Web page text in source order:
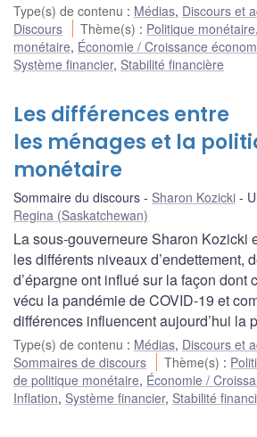
Type(s) de contenu : Médias, Discours et
Discours
Thème(s) : Politique monétaire
monétaire, Économie / Croissance
Système financier, Stabilité financière
Les différences entre
les ménages et la
monétaire
Sommaire du discours Sharon Kozicki
Regina (Saskatchewan)
La sous-gouverneure Sharon Kozicki
les différents niveaux d’endettement,
d’épargne ont influé sur la façon dont
vécu la pandémie de COVID-19 et
différences influencent aujourd’hui la
Type(s) de contenu : Médias, Discours et
Sommaires de discours
Thème(s) :
de politique monétaire, Économie /
Inflation, Système financier, Stabilité